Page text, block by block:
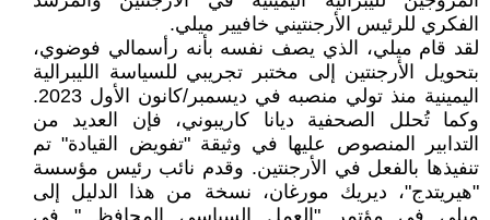
الفكري للرئيس الأرجنتيني خافيير ميلي.
لقد قام ميلي، الذي يصف نفسه بأنه رأسمالي فوضوي،
بتحويل الأرجنتين إلى مختبر تجريبي للسياسة الليبرالية
اليمينية منذ تولي منصبه في ديسمبر/كانون الأول 2023.
وكما تُحلل الصحفية ديانا كاريبوني، فإن العديد من
التدابير المنصوص عليها في وثيقة "تفويض القيادة" تم
تنفيذها بالفعل في الأرجنتين. وقدم نائب رئيس مؤسسة
"هيريتدج"، ديريك مورغان، نسخة من هذا الدليل إلى